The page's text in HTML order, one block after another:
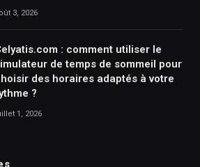
3, 2026
: comment utiliser le
de temps de sommeil pour
des horaires adaptés à votre
?
1, 2026